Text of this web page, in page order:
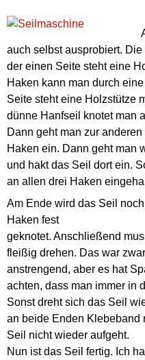
auch selbst ausprobiert.
der einen Seite steht eine
Haken kann man durch
Seite steht eine Holzstütze
dünne Hanfseil knotet man
Dann geht man zur
Haken ein. Dann geht man
und hakt das Seil dort ein.
an allen drei Haken
Am Ende wird das Seil
Haken fest
geknotet. Anschließend
fleißig drehen. Das war zwar
anstrengend, aber es hat
achten, dass man immer in
Sonst dreht sich das Seil
an beide Enden Klebeband
Seil nicht wieder aufgeht.
Nun ist das Seil fertig. Ich